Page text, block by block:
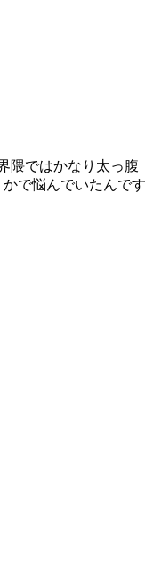
隈ではかなり太っ腹
で悩んでいたんです